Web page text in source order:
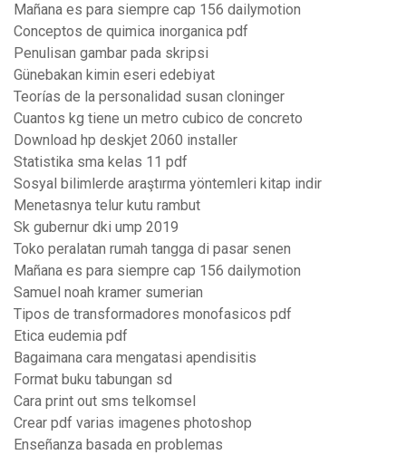
Mañana es para siempre cap 156 dailymotion
Conceptos de quimica inorganica pdf
Penulisan gambar pada skripsi
Günebakan kimin eseri edebiyat
Teorías de la personalidad susan cloninger
Cuantos kg tiene un metro cubico de concreto
Download hp deskjet 2060 installer
Statistika sma kelas 11 pdf
Sosyal bilimlerde araştırma yöntemleri kitap indir
Menetasnya telur kutu rambut
Sk gubernur dki ump 2019
Toko peralatan rumah tangga di pasar senen
Mañana es para siempre cap 156 dailymotion
Samuel noah kramer sumerian
Tipos de transformadores monofasicos pdf
Etica eudemia pdf
Bagaimana cara mengatasi apendisitis
Format buku tabungan sd
Cara print out sms telkomsel
Crear pdf varias imagenes photoshop
Enseñanza basada en problemas